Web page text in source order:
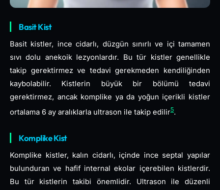
Basit Kist
Basit kistler, ince cidarlı, düzgün sınırlı ve içi tamamen
sıvı dolu anekoik lezyonlardır. Bu tür kistler genellikle
takip gerektirmez ve tedavi gerekmeden kendiliğinden
kaybolabilir. Kistlerin büyük bir bölümü tedavi
gerektirmez, ancak komplike ya da yoğun içerikli kistler
ortalama 6 ay aralıklarla ultrason ile takip edilir5.
Komplike Kist
Komplike kistler, kalın cidarlı, içinde ince septal yapılar
bulunduran ve hafif internal ekolar içerebilen kistlerdir.
Bu tür kistlerin takibi önemlidir. Ultrason ile düzenli